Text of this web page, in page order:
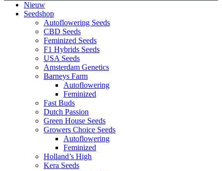
Nieuw
Seedshop
Autoflowering Seeds
CBD Seeds
Feminized Seeds
F1 Hybrids Seeds
USA Seeds
Amsterdam Genetics
Barneys Farm
Autoflowering
Feminized
Fast Buds
Dutch Passion
Green House Seeds
Growers Choice Seeds
Autoflowering
Feminized
Holland’s High
Kera Seeds